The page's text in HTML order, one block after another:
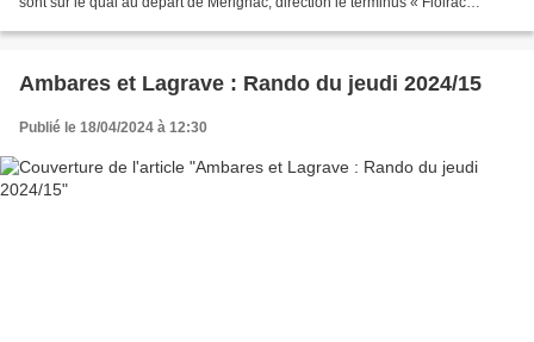
Ambares et Lagrave : Rando du jeudi 2024/15
Publié le 18/04/2024 à 12:30